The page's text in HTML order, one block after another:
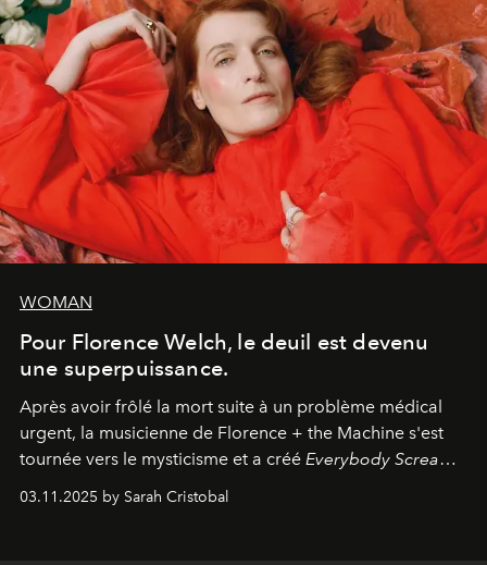
WOMAN
Pour Florence Welch, le deuil est devenu
une superpuissance.
Après avoir frôlé la mort suite à un problème médical
urgent, la musicienne de Florence + the Machine s'est
tournée vers le mysticisme et a créé Everybody Scream
l'un de ses albums les plus profonds à ce jour.
03.11.2025 by Sarah Cristobal